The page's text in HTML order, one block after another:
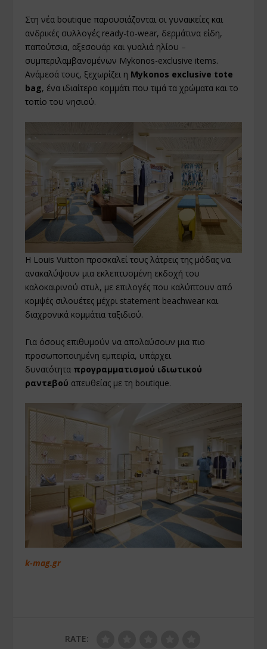
Στη νέα boutique παρουσιάζονται οι γυναικείες και
ανδρικές συλλογές ready-to-wear, δερμάτινα είδη,
παπούτσια, αξεσουάρ και γυαλιά ηλίου –
συμπεριλαμβανομένων Mykonos-exclusive items.
Ανάμεσά τους, ξεχωρίζει η Mykonos exclusive tote
bag, ένα ιδιαίτερο κομμάτι που τιμά τα χρώματα και το
τοπίο του νησιού.
Η Louis Vuitton προσκαλεί τους λάτρεις της μόδας να
ανακαλύψουν μια εκλεπτυσμένη εκδοχή του
καλοκαιρινού στυλ, με επιλογές που καλύπτουν από
κομψές σιλουέτες μέχρι statement beachwear και
διαχρονικά κομμάτια ταξιδιού.
Για όσους επιθυμούν να απολαύσουν μια πιο
προσωποποιημένη εμπειρία, υπάρχει
δυνατότητα προγραμματισμού ιδιωτικού
ραντεβού απευθείας με τη boutique.
k-mag.gr
RATE: